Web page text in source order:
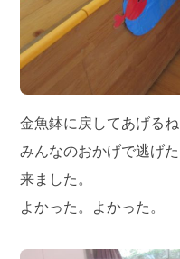
金魚鉢に戻してあげるね
みんなのおかげで逃げ
来ました。
よかった。よかった。